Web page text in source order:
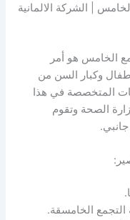
| الشركة الالمانية
الخامس هو أمر
وكبار السن من
المتخصصة في هذا
الصحة وتقوم
التجمع الخامسقة.